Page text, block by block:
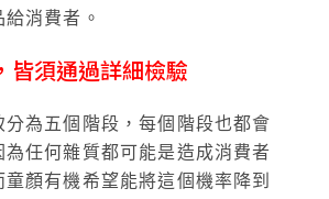
消費者。
皆須通過詳細檢驗
為五個階段，每個階段也都會
任何雜質都可能是造成消費者
顏有機希望能將這個機率降到